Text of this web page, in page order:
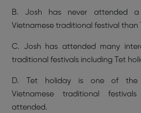
B. Josh has never attended a
Vietnamese traditional festival than
C. Josh has attended many
traditional festivals including Tet
D. Tet holiday is one of the
Vietnamese traditional
attended.